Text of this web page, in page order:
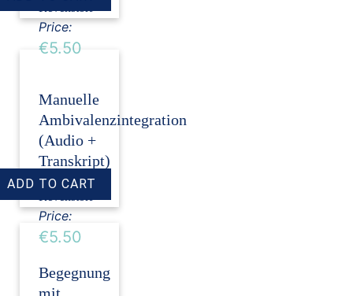
Price:
€5.50
Manuelle
Ambivalenzintegration
(Audio +
Transkript)
› Dirk
Price:
€5.50
Begegnung